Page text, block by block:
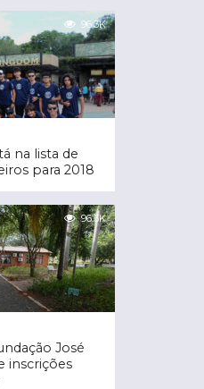
96.3K
na lista de
para 2018
96.3K
José
inscrições